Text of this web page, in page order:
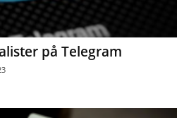
på Telegram